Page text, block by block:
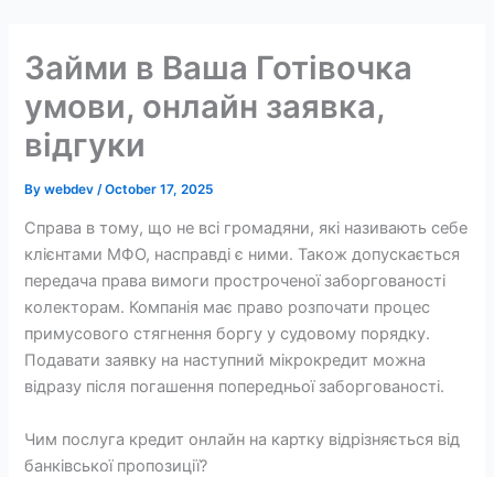
contentЗайми в Ваша Готівочка
умови, онлайн заявка,
відгуки
Bywebdev /October 17, 2025
Справа в тому, що не всі громадяни, які називають себе
клієнтами МФО, насправді є ними. Також допускається
передача права вимоги простроченої заборгованості
колекторам. Компанія має право розпочати процес
примусового стягнення боргу у судовому порядку.
Подавати заявку на наступний мікрокредит можна
відразу після погашення попередньої заборгованості.
Чим послуга кредит онлайн на картку відрізняється від
банківської пропозиції?